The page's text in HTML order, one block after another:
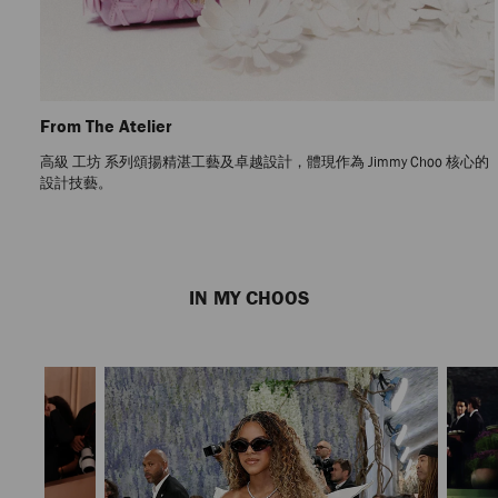
From The Atelier
高級 工坊 系列頌揚精湛工藝及卓越設計，體現作為 Jimmy Choo 核心的
設計技藝。
IN MY CHOOS